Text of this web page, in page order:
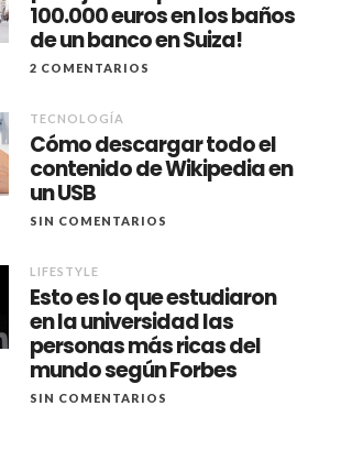
100.000 euros en los baños
de un banco en Suiza!
2 COMENTARIOS
TECNOLOGÍA
Cómo descargar todo el
contenido de Wikipedia en
un USB
SIN COMENTARIOS
LIFESTYLE
Esto es lo que estudiaron
en la universidad las
personas más ricas del
mundo según Forbes
SIN COMENTARIOS